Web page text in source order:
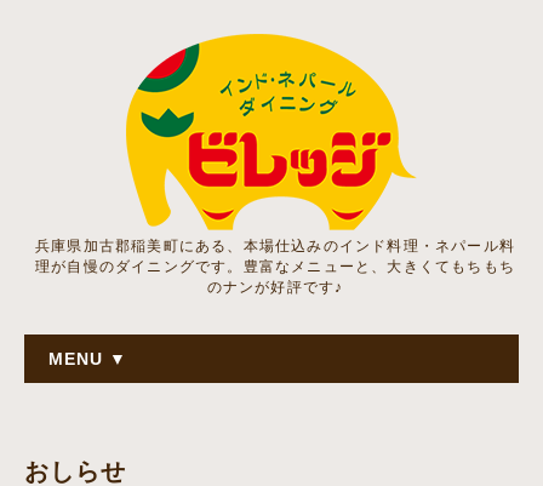
兵庫県加古郡稲美町にある、本場仕込みのインド料理・ネパール料
理が自慢のダイニングです。豊富なメニューと、大きくてもちもち
のナンが好評です♪
MENU ▼
おしらせ